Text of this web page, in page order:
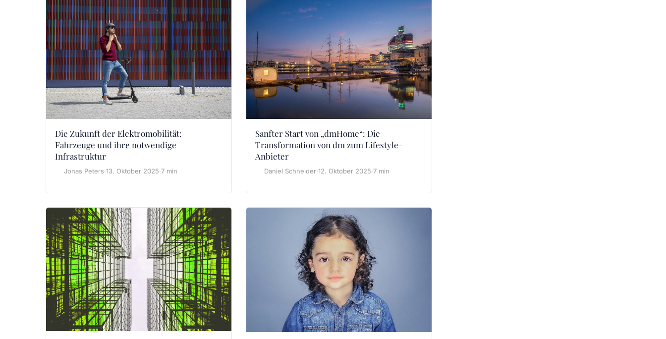
Die Zukunft der Elektromobilität:
Fahrzeuge und ihre notwendige
Infrastruktur
Jonas Peters·13. Oktober 2025·7 min
Sanfter Start von „dmHome“: Die
Transformation von dm zum Lifestyle-
Anbieter
Daniel Schneider·12. Oktober 2025·7 min